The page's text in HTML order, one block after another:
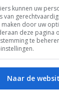
boeken
Leven
kunnen uw
van
door uw
deze pagina
te
Naar de